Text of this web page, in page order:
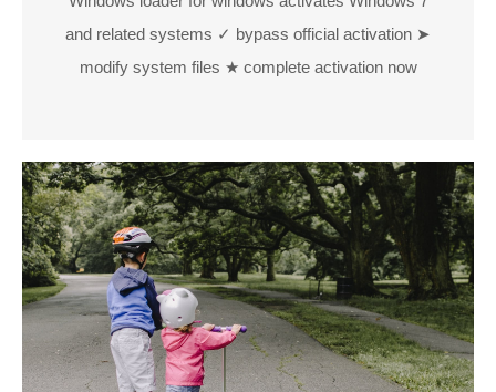
and related systems ✓ bypass official activation ➤
modify system files ★ complete activation now